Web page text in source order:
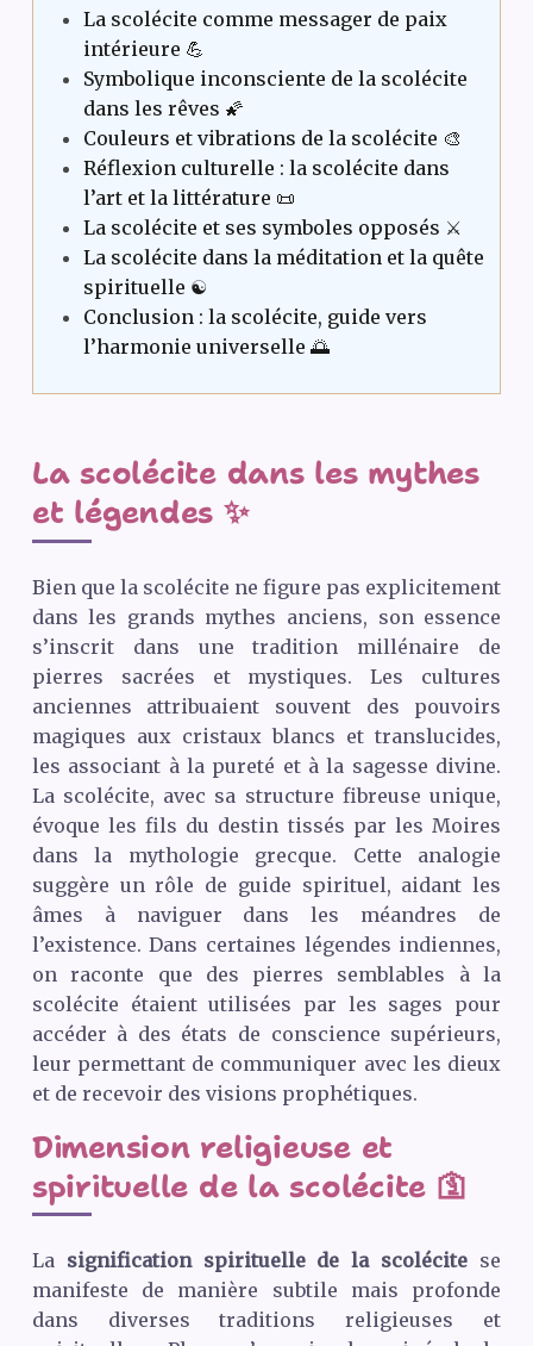
La scolécite comme messager de paix
intérieure 💪
Symbolique inconsciente de la scolécite
dans les rêves 🌠
Couleurs et vibrations de la scolécite 🎨
Réflexion culturelle : la scolécite dans
l’art et la littérature 📜
La scolécite et ses symboles opposés ⚔️
La scolécite dans la méditation et la quête
spirituelle ☯️
Conclusion : la scolécite, guide vers
l’harmonie universelle 🌅
La scolécite dans les mythes
et légendes ✨
Bien que la scolécite ne figure pas explicitement
dans les grands mythes anciens, son essence
s’inscrit dans une tradition millénaire de
pierres sacrées et mystiques. Les cultures
anciennes attribuaient souvent des pouvoirs
magiques aux cristaux blancs et translucides,
les associant à la pureté et à la sagesse divine.
La scolécite, avec sa structure fibreuse unique,
évoque les fils du destin tissés par les Moires
dans la mythologie grecque. Cette analogie
suggère un rôle de guide spirituel, aidant les
âmes à naviguer dans les méandres de
l’existence. Dans certaines légendes indiennes,
on raconte que des pierres semblables à la
scolécite étaient utilisées par les sages pour
accéder à des états de conscience supérieurs,
leur permettant de communiquer avec les dieux
et de recevoir des visions prophétiques.
Dimension religieuse et
spirituelle de la scolécite 🛐
La signification spirituelle de la scolécite se
manifeste de manière subtile mais profonde
dans diverses traditions religieuses et